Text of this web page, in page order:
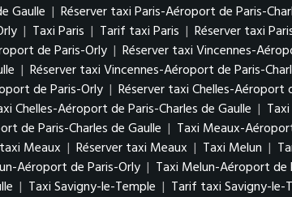
Gaulle | Réserver taxi Paris-Aéroport de Paris-
| Taxi Paris | Tarif taxi Paris | Réserver taxi
de Paris-Orly | Réserver taxi Vincennes-
| Réserver taxi Vincennes-Aéroport de Paris-
de Paris-Orly | Réserver taxi Chelles-Aéroport
Chelles-Aéroport de Paris-Charles de Gaulle |
de Paris-Charles de Gaulle | Taxi Meaux-
Meaux | Réserver taxi Meaux | Taxi Melun |
Aéroport de Paris-Orly | Taxi Melun-Aéroport de
| Taxi Savigny-le-Temple | Tarif taxi Savigny-le-